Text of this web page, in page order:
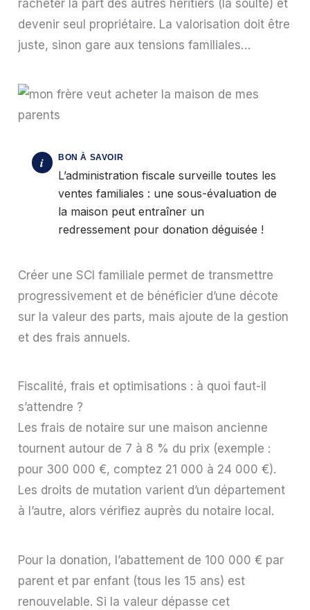
racheter la part des autres héritiers (la soulte) et
devenir seul propriétaire. La valorisation doit être
juste, sinon gare aux tensions familiales…
L’administration fiscale surveille toutes les
ventes familiales : une sous-évaluation de
la maison peut entraîner un
redressement pour donation déguisée !
Créer une SCI familiale permet de transmettre
progressivement et de bénéficier d’une décote
sur la valeur des parts, mais ajoute de la gestion
et des frais annuels.
Fiscalité, frais et optimisations : à quoi faut-il
s’attendre ?
Les frais de notaire sur une maison ancienne
tournent autour de 7 à 8 % du prix (exemple :
pour 300 000 €, comptez 21 000 à 24 000 €).
Les droits de mutation varient d’un département
à l’autre, alors vérifiez auprès du notaire local.
Pour la donation, l’abattement de 100 000 € par
parent et par enfant (tous les 15 ans) est
renouvelable. Si la valeur dépasse cet